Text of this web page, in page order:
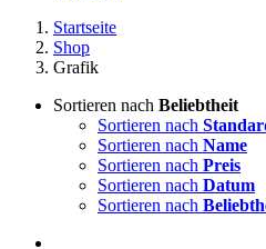
Startseite
Shop
Grafik
Sortieren nach Beliebtheit
Sortieren nach
Sortieren nach Name
Sortieren nach Preis
Sortieren nach Datum
Sortieren nach